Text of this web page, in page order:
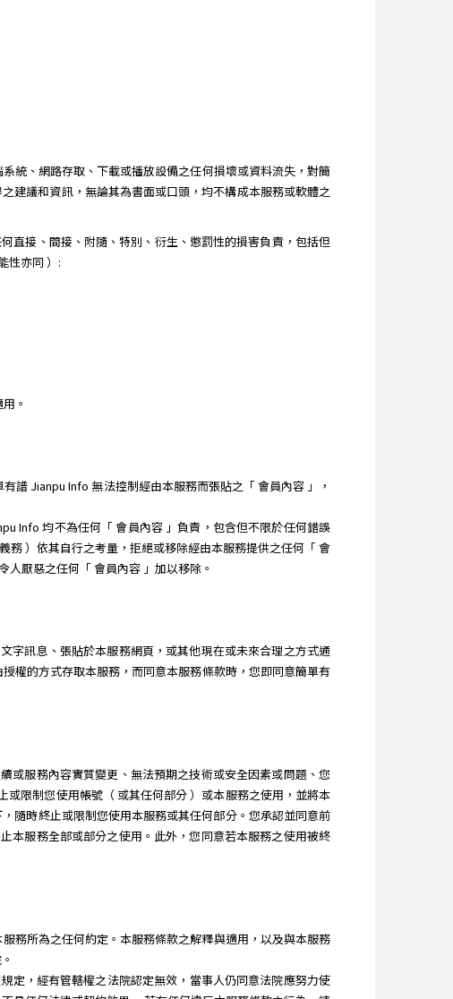
統、網路存取、下載或播放設備之任何損壞或資料流失，對簡
建議和資訊，無論其為書面或口頭，均不構成本服務或軟體之
直接、間接、附隨、特別、衍生、懲罰性的損害負責，包括但
性亦同 ）:
。
譜 Jianpu Info 無法控制經由本服務而張貼之「 會員內容 」，
Info 均不為任何「 會員內容 」負責，包含但不限於任何錯誤
）依其自行之考量，拒絕或移除經由本服務提供之任何「 會
厭惡之任何「 會員內容 」加以移除。
字訊息、張貼於本服務網頁，或其他現在或未來合理之方式通
權的方式存取本服務，而同意本服務條款時，您即同意簡單有
或服務內容實質變更、無法預期之技術或安全因素或問題、您
限制您使用帳號（ 或其任何部分 ）或本服務之使用，並將本
隨時終止或限制您使用本服務或其任何部分。您承認並同意前
本服務全部或部分之使用。此外，您同意若本服務之使用被終
務所為之任何約定。本服務條款之解釋與適用，以及與本服務
定，經有管轄權之法院認定無效，當事人仍同意法院應努力使